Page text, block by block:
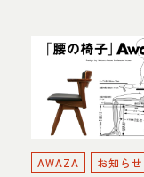
AWAZA
お知らせ